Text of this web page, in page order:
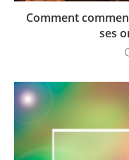
Comment
ses